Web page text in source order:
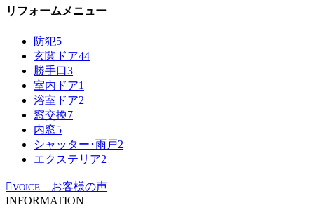
リフォームメニュー
防犯5
玄関ドア44
勝手口3
室内ドア1
浴室ドア2
窓交換7
内窓5
シャッター･雨戸2
エクステリア2
VOICE
お客様の声
INFORMATION